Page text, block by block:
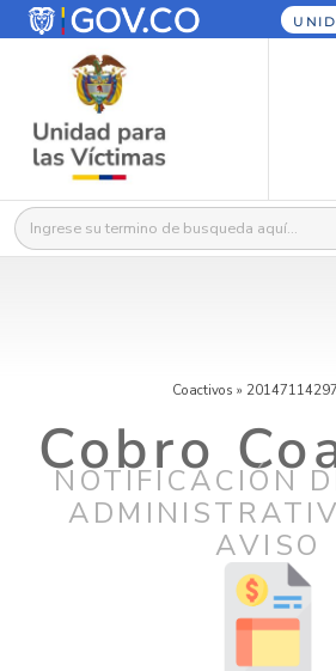
Buscar:
Coactivos »
Cobro
NOTIFICACIÓN
AVISO